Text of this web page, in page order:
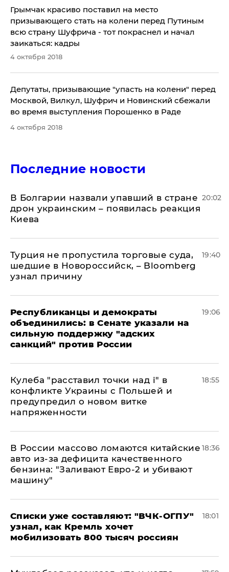
Грымчак красиво поставил на место
призывающего стать на колени перед Путиным
всю страну Шуфрича - тот покраснел и начал
заикаться: кадры
4 октября 2018
Депутаты, призывающие "упасть на колени" перед
Москвой, Вилкул, Шуфрич и Новинский сбежали
во время выступления Порошенко в Раде
4 октября 2018
Последние новости
В Болгарии назвали упавший в стране
дрон украинским – появилась реакция
Киева
20:02
Турция не пропустила торговые суда,
шедшие в Новороссийск, – Bloomberg
узнал причину
19:40
Республиканцы и демократы
объединились: в Сенате указали на
сильную поддержку "адских
санкций" против России
19:06
Кулеба "расставил точки над і" в
конфликте Украины с Польшей и
предупредил о новом витке
напряженности
18:55
В России массово ломаются китайские
авто из-за дефицита качественного
бензина: "Заливают Евро-2 и убивают
машину"
18:36
Списки уже составляют: "ВЧК-ОГПУ"
узнал, как Кремль хочет
мобилизовать 800 тысяч россиян
18:01